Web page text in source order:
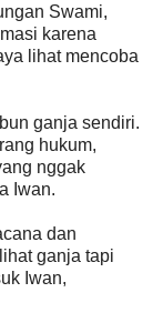
Swami,
karena
lihat mencoba
ganja sendiri.
hukum,
nggak
Iwan.
dan
ganja tapi
Iwan,